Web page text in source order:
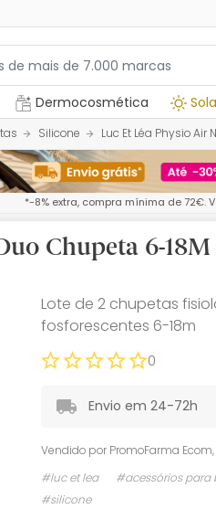
Dermocosmética
Silicone Luc Et Léa Physio
*-8% extra, compra mínima de 72€.
Chupeta 6-
Lote de 2 chupetas
fosforescentes 6-18m
0
Envio em 24-72h
Vendido por PromoFarma Ecom,
#luc et lea
#acessórios para
#silicone